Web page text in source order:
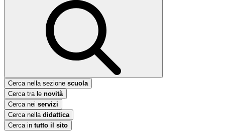
Cerca nella sezione scuola
Cerca tra le novità
Cerca nei servizi
Cerca nella didattica
Cerca in tutto il sito